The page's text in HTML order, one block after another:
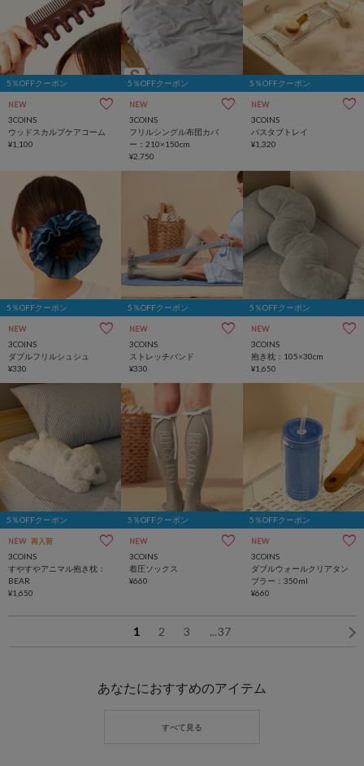
5％OFFクーポン
NEW
3COINS
ウッドスカルプケアコーム
¥1,100
5％OFFクーポン
NEW
3COINS
フリルシングル布団カバ
ー：210×150cm
¥2,750
5％OFFクーポン
NEW
3COINS
バスタブトレイ
¥1,320
5％OFFクーポン
NEW
3COINS
ダブルフリルシュシュ
¥330
5％OFFクーポン
NEW
3COINS
ストレッチバンド
¥330
5％OFFクーポン
NEW
3COINS
抱き枕：105×30cm
¥1,650
5％OFFクーポン
NEW 再入荷
3COINS
すやすやアニマル抱き枕：
BEAR
¥1,650
5％OFFクーポン
NEW
3COINS
着圧ソックス
¥660
5％OFFクーポン
NEW
3COINS
ダブルウォールクリアタン
ブラー：350ml
¥660
1 2 3 ...37
あなたにおすすめのアイテム